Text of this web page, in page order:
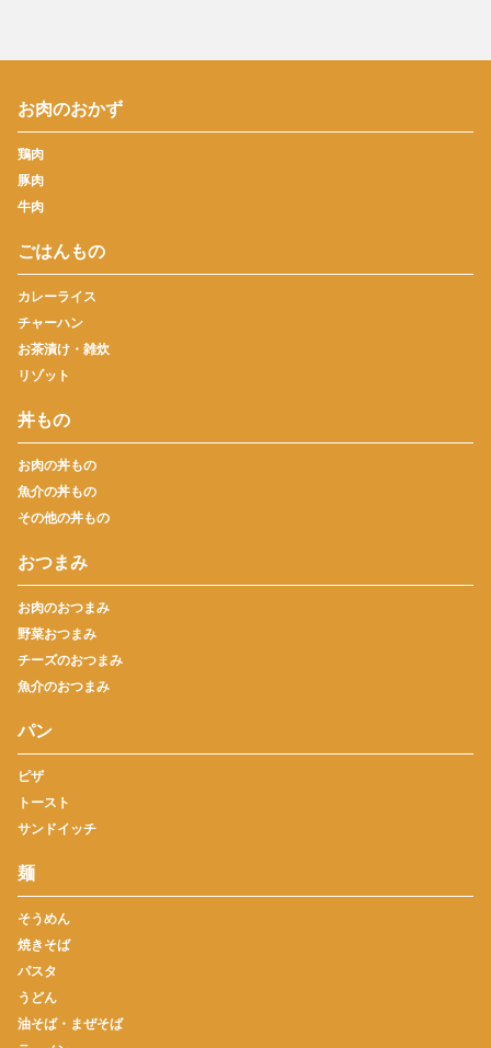
お肉のおかず
鶏肉
豚肉
牛肉
ごはんもの
カレーライス
チャーハン
お茶漬け・雑炊
リゾット
丼もの
お肉の丼もの
魚介の丼もの
その他の丼もの
おつまみ
お肉のおつまみ
野菜おつまみ
チーズのおつまみ
魚介のおつまみ
パン
ピザ
トースト
サンドイッチ
麺
そうめん
焼きそば
パスタ
うどん
油そば・まぜそば